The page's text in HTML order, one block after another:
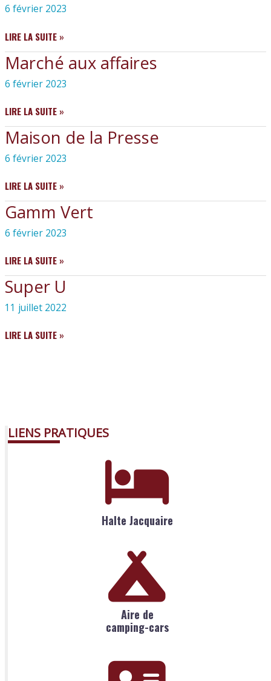
6 février 2023
VISION
LIBRE
OPTICIEN
LIRE LA SUITE »
Marché aux affaires
6 février 2023
MARCHÉ
AUX
AFFAIRES
LIRE LA SUITE »
Maison de la Presse
6 février 2023
MAISON
DE
LA
LIRE LA SUITE »
Gamm Vert
6 février 2023
GAMM
VERT
LIRE LA SUITE »
Super U
11 juillet 2022
SUPER
LIRE LA SUITE »
LIENS PRATIQUES
Halte Jacquaire
Aire de
camping-cars